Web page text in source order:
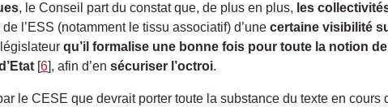
, le Conseil part du constat que, de plus en plus, les
l’ESS (notamment le tissu associatif) d’une certaine visibilité
qu’il formalise une bonne fois pour toute la notion
6 , afin d’en sécuriser l’octroi.
le CESE que devrait porter toute la substance du texte en cours